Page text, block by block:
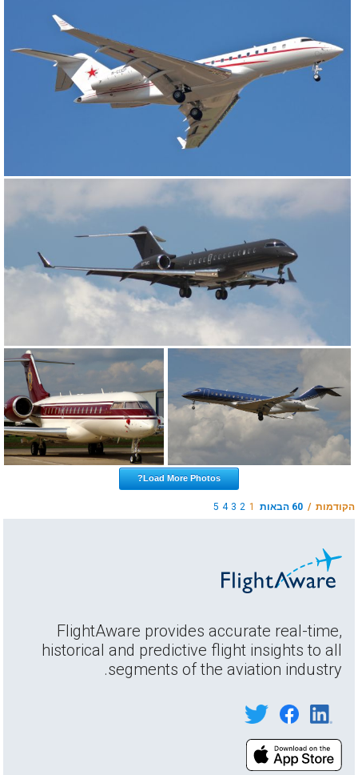
Load More Photos?
הקודמות /60 הבאות 2
3
4
5
FlightAware provides accurate real-time,
historical and predictive flight insights to all
segments of the aviation industry.